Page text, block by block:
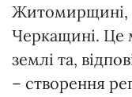
Житомирщині,
Черкащині. Це
землі та,
– створення